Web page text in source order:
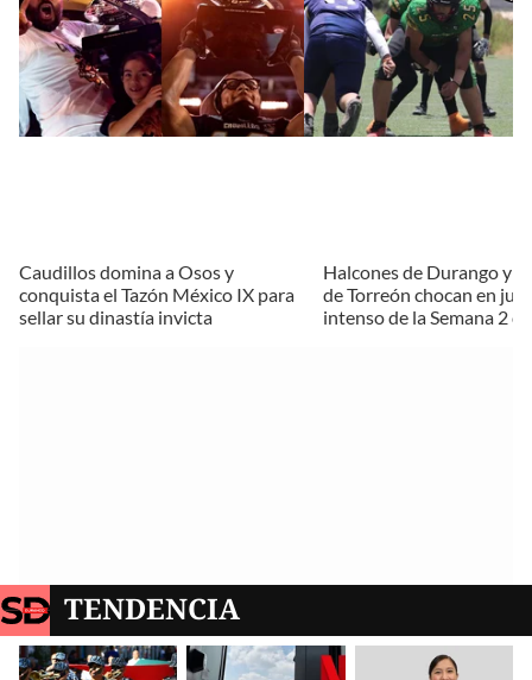
Caudillos domina a Osos y
conquista el Tazón México IX para
sellar su dinastía invicta
Halcones de Durango y
de Torreón chocan en
intenso de la Semana 2
TENDENCIA